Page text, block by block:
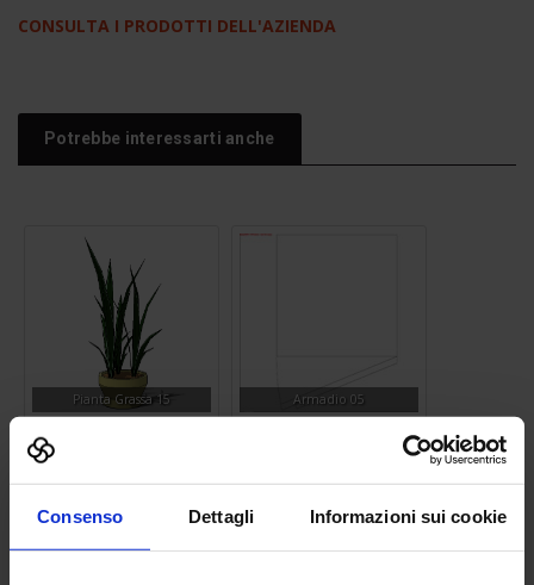
Consenso Dettagli Informazioni sui cookie
CONSULTA I PRODOTTI DELL'AZIENDA
Potrebbe interessarti anche
Pianta Grassa 15 Armadio 05